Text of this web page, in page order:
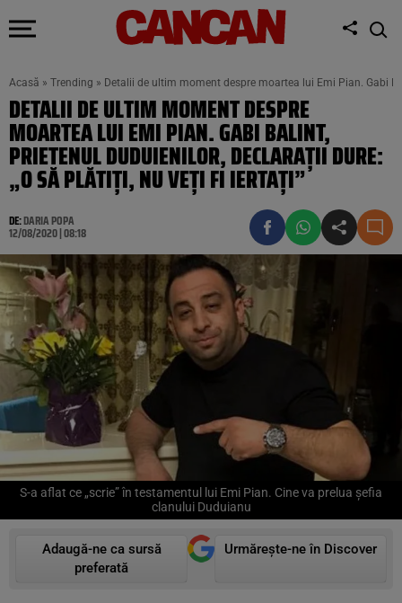
Acasă » Trending » Detalii de ultim moment despre moartea lui Emi Pian. Gabi
DETALII DE ULTIM MOMENT DESPRE
MOARTEA LUI EMI PIAN. GABI BALINT,
PRIETENUL DUDUIENILOR, DECLARAȚII DURE:
„O SĂ PLĂTIȚI, NU VEȚI FI IERTAȚI”
DE:DARIA POPA
12/08/2020 | 08:18
S-a aflat ce „scrie” în testamentul lui Emi Pian. Cine va prelua șefia
clanului Duduianu
Adaugă-ne ca sursă
preferată
Urmărește-ne în Discover